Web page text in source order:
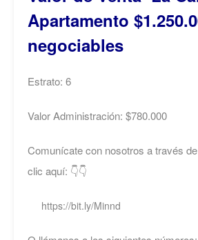
Apartamento
negociables
Estrato: 6
Valor Administración: $780.000
Comunícate con nosotros a través
clic aquí: 👇👇
https://bit.ly/Minnd